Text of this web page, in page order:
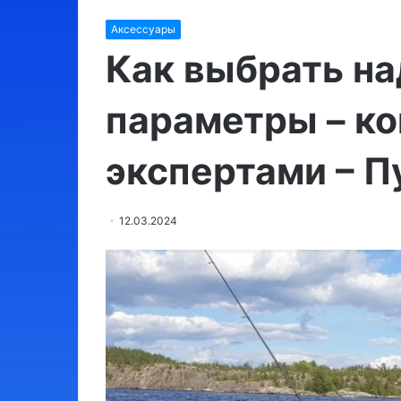
Аксессуары
Как выбрать
параметры –
экспертами –
12.03.2024
для
посещения
03.08.2024
Израиль: места,
для посещения